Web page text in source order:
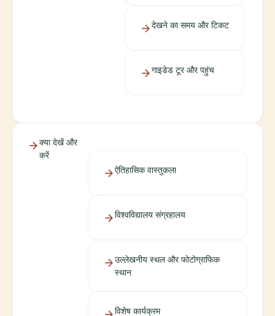
देखने का समय और टिकट
गाइडेड टूर और पहुंच
क्या देखें और
करें
ऐतिहासिक वास्तुकला
विश्वविद्यालय संग्रहालय
उल्लेखनीय स्थल और फोटोग्राफिक
स्थान
विशेष कार्यक्रम